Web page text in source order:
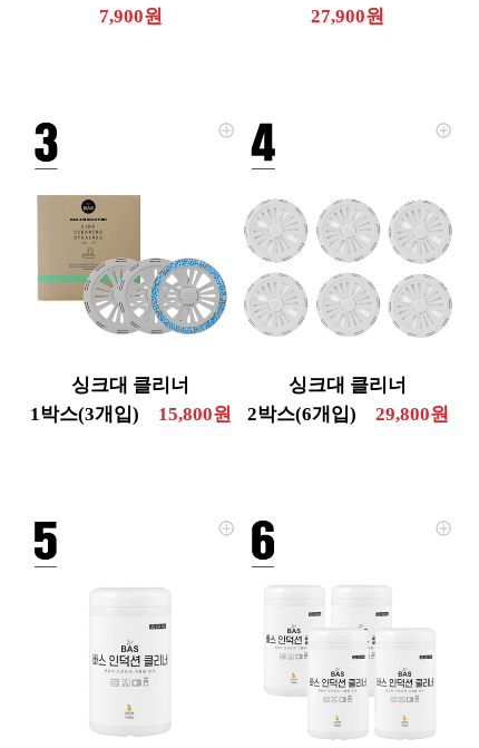
7,900원
27,900원
싱크대 클리너
1박스(3개입) 15,800원
싱크대 클리너
2박스(6개입) 29,800원